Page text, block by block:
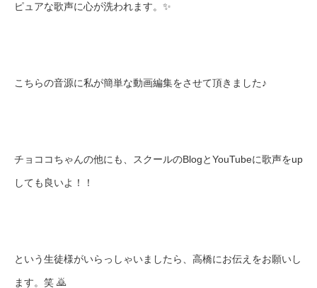
ピュアな歌声に心が洗われます。✨
こちらの音源に私が簡単な動画編集をさせて頂きました♪
チョココちゃんの他にも、スクールのBlogとYouTubeに歌声をup
しても良いよ！！
という生徒様がいらっしゃいましたら、高橋にお伝えをお願いし
ます。笑 🙇